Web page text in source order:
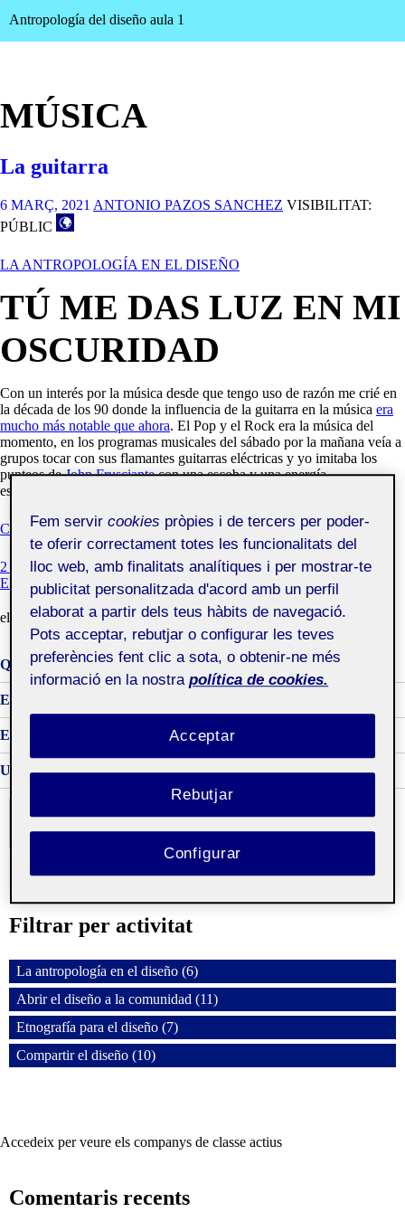
Antropología del diseño aula 1
MÚSICA
La guitarra
6 MARÇ, 2021 ANTONIO PAZOS SANCHEZ VISIBILITAT:
PÚBLIC
LA ANTROPOLOGÍA EN EL DISEÑO
TÚ ME DAS LUZ EN MI
OSCURIDAD
Con un interés por la música desde que tengo uso de razón me crié en
la década de los 90 donde la influencia de la guitarra en la música era
mucho más notable que ahora. El Pop y el Rock era la música del
momento, en los programas musicales del sábado por la mañana veía a
grupos tocar con sus flamantes guitarras eléctricas y yo imitaba los
punteos deJohn Frusciantecon una escoba y una energía
espectacular.
Continua llegint«La
guitarra»
2 COMENTARISA
GUITARRA
ENVIA MISSATGE A L'AUTOR/A
el Guitarra,antropología ,objeto,música
Què és una Àgora?
Espai d’Aprenentatge Folio
Entra una incidència o suggeriment
Universitat Oberta de Catalunya
Filtrar per activitat
La antropología en el diseño (6)
Abrir el diseño a la comunidad (11)
Etnografía para el diseño (7)
Compartir el diseño (10)
Accedeix per veure els companys de classe actius
Comentaris recents
Fem servircookies pròpies i de tercers per poder-
te oferir correctament totes les funcionalitats del
lloc web, amb finalitats analítiques i per mostrar-te
publicitat personalitzada d'acord amb un perfil
elaborat a partir dels teus hàbits de navegació.
Pots acceptar, rebutjar o configurar les teves
preferències fent clic a sota, o obtenir-ne més
informació en la nostra política de cookies.
Rebutjar
Acceptar
Configurar